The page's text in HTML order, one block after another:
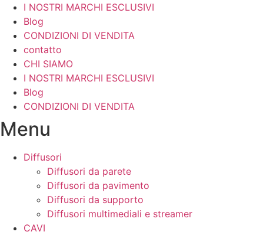
I NOSTRI MARCHI ESCLUSIVI
Blog
CONDIZIONI DI VENDITA
contatto
CHI SIAMO
I NOSTRI MARCHI ESCLUSIVI
Blog
CONDIZIONI DI VENDITA
Menu
Diffusori
Diffusori da parete
Diffusori da pavimento
Diffusori da supporto
Diffusori multimediali e streamer
CAVI